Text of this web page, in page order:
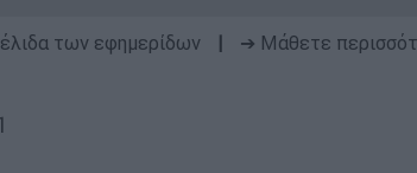
των εφημερίδων ➔ Μάθετε